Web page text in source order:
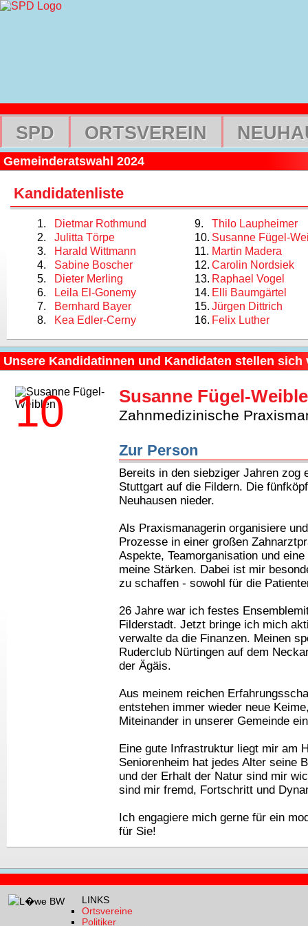
SPD ORTSVEREIN
Gemeinderatswahl 2024
Kandidatenliste
Dietmar Rothmund
Julitta Törpe
Harald Wittmann
Sabine Boscher
Dieter Merling
Leila El-Gonemy
Bernhard Bayer
Kea Edler-Cerny
Thilo Laupheimer
Susanne Fügel-
Martin Madera
Carolin Nordsiek
Raphael Vogel
Elli Baumgärtel
Jürgen Dittrich
Felix Luther
Unsere Kandidatinnen und Kandidaten stellen sich
10 Susanne Fügel-
Zahnmedizinische
Zur Person
Bereits in den siebziger Jahren zog
Stuttgart auf die Fildern. Die
Neuhausen nieder.
Als Praxismanagerin organisiere
Prozesse in einer großen
Aspekte, Teamorganisation und
meine Stärken. Dabei ist mir
zu schaffen - sowohl für die
26 Jahre war ich festes
Filderstadt. Jetzt bringe ich mich
verwalte da die Finanzen. Meinen
Ruderclub Nürtingen auf dem
der Ägäis.
Aus meinem reichen
entstehen immer wieder neue
Miteinander in unserer Gemeinde
Eine gute Infrastruktur liegt mir am
Seniorenheim hat jedes Alter seine
und der Erhalt der Natur sind mir
sind mir fremd, Fortschritt und
Ich engagiere mich gerne für ein
für Sie!
LINKS
Ortsvereine
Politiker